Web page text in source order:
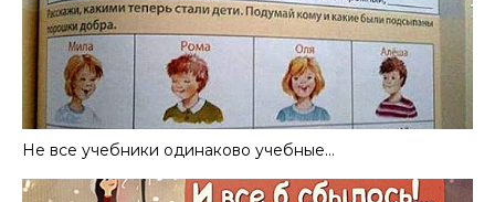
Не все учебники одинаково учебные…